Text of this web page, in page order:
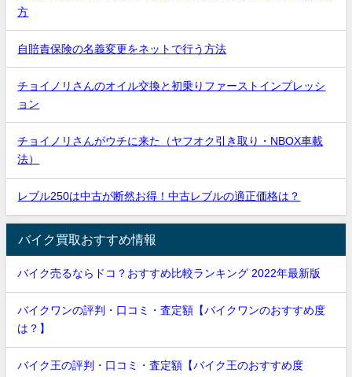
方
自賠責保険の名義変更をネットで行う方法
チョイノリさんのオイル交換と初乗りファーストインプレッシ
ョン
チョイノリさんがウチに来た（ヤフオク引き取り・NBOX車載
法）
レブル250は中古が断然お得！中古レブルの適正価格は？
バイク買取おすすめ情報
バイク売るならドコ？おすすめ比較ランキング 2022年最新版
バイクワンの評判・口コミ・査定額【バイクワンのおすすめ度
は？】
バイク王の評判・口コミ・査定額【バイク王のおすすめ度